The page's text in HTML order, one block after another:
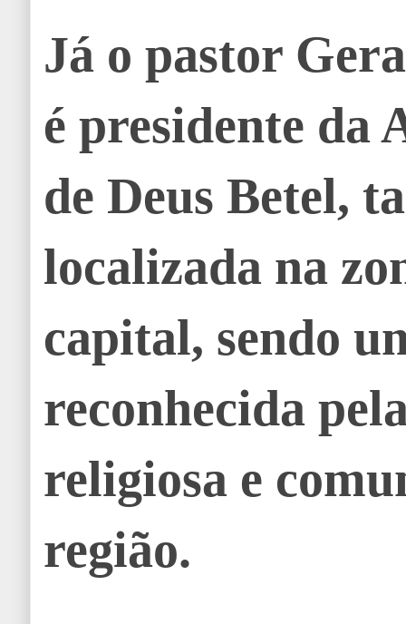
Já o pastor
é presidente da
de Deus Betel,
localizada na
capital, sendo
reconhecida
religiosa e
região.